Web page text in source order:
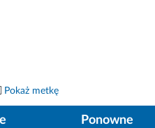
Pokaż metkę
Ponowne